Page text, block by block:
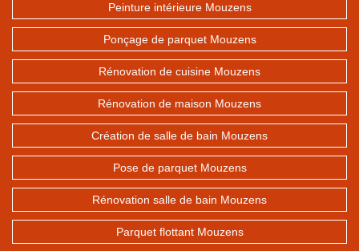
Peinture intérieure Mouzens
Ponçage de parquet Mouzens
Rénovation de cuisine Mouzens
Rénovation de maison Mouzens
Création de salle de bain Mouzens
Pose de parquet Mouzens
Rénovation salle de bain Mouzens
Parquet flottant Mouzens